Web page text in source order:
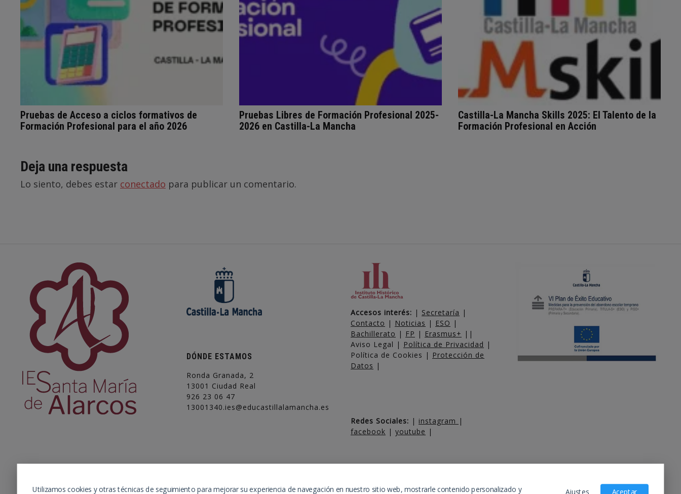
Pruebas de Acceso a ciclos formativos de
Formación Profesional para el año 2026
Pruebas Libres de Formación Profesional 2025-
2026 en Castilla-La Mancha
Castilla-La Mancha Skills 2025: El Talento de la
Formación Profesional en Acción
Deja una respuesta
Lo siento, debes estar conectado para publicar un comentario.
DÓNDE ESTAMOS
Ronda Granada, 2
13001 Ciudad Real
926 23 06 47
13001340.ies@educastillalamancha.es
Accesos interés: | Secretaría |
Contacto | Noticias | ESO |
Bachillerato | FP | Erasmus+ ||
Aviso Legal | Política de Privacidad |
Política de Cookies | Protección de
Datos |
Redes Sociales: | instagram |
facebook | youtube |
Utilizamos cookies y otras técnicas de seguimiento para mejorar su experiencia de navegación en nuestro sitio web, mostrarle contenido personalizado y Aceptar
Ajustes